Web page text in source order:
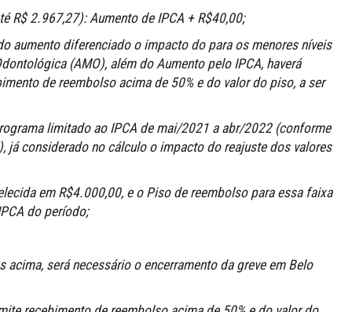
R$ 2.967,27): Aumento de IPCA + R$40,00;
aumento diferenciado o impacto do para os menores níveis
(AMO), além do Aumento pelo IPCA, haverá
de reembolso acima de 50% e do valor do piso, a ser
limitado ao IPCA de mai/2021 a abr/2022 (conforme
já considerado no cálculo o impacto do reajuste dos valores
em R$4.000,00, e o Piso de reembolso para essa faixa
do período;
será necessário o encerramento da greve em Belo